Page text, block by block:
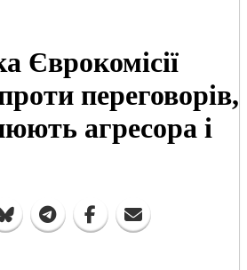
Єврокомісії
переговорів,
агресора і